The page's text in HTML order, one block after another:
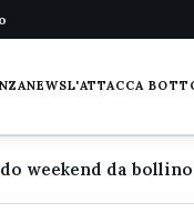
NEWSL'ATTACCA